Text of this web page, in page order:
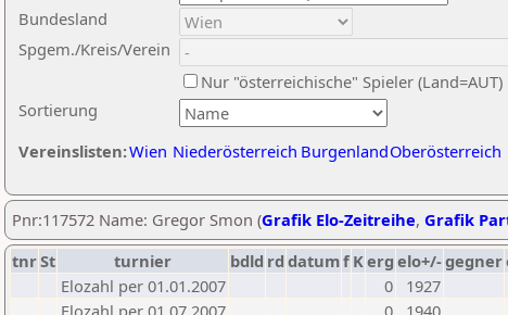
Sortierung
Bundesland
Spgem./Kreis/Verein
Nur "österreichische" Spieler (Land=AUT)
Vereinslisten:Wien Niederösterreich BurgenlandOberösterreich
Pnr:117572 Name: Gregor Smon (Grafik Elo-Zeitreihe, Grafik
tnrSt turnier bdld rd datumf Kerg elo+/-gegner
Elozahl per 01.01.2007
0
1927
Elozahl per 01.07.2007
0
1940